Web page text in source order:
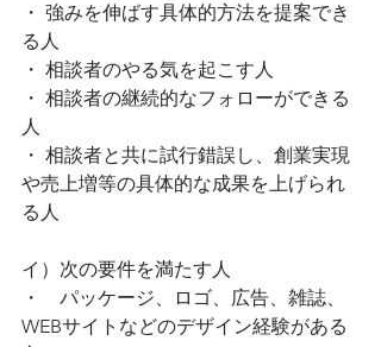
・ 強みを伸ばす具体的方法を提案でき
る人
・ 相談者のやる気を起こす人
・ 相談者の継続的なフォローができる
人
・ 相談者と共に試行錯誤し、創業実現
や売上増等の具体的な成果を上げられ
る人
イ）次の要件を満たす人
・　パッケージ、ロゴ、広告、雑誌、
WEBサイトなどのデザイン経験がある